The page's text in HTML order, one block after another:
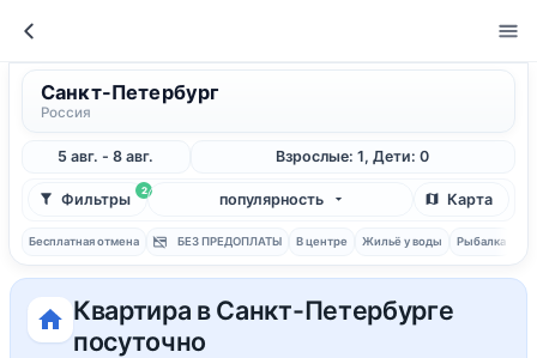
Санкт-Петербург
Россия
5 авг. - 8 авг. Взрослые: 1, Дети: 0
2
Фильтры популярность Карта
Бесплатная отмена БЕЗ ПРЕДОПЛАТЫ В центре Жильё у воды Рыбалка
Квартира в Санкт-Петербурге
посуточно